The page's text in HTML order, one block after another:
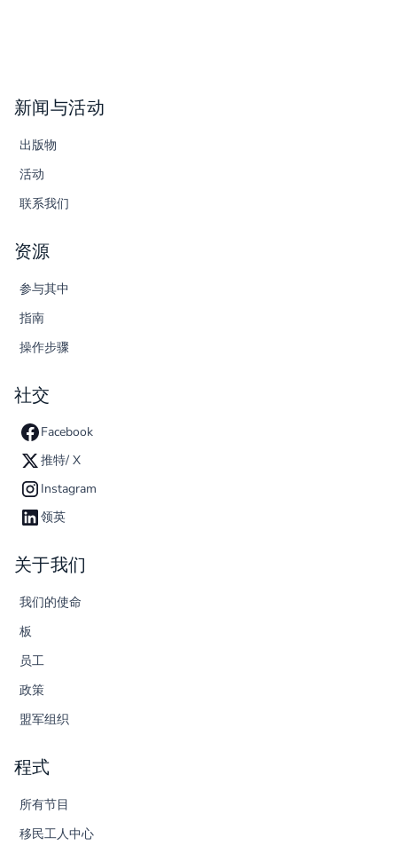
新闻与活动
出版物
活动
联系我们
资源
参与其中
指南
操作步骤
社交
Facebook
推特/ X
Instagram
领英
关于我们
我们的使命
板
员工
政策
盟军组织
程式
所有节目
移民工人中心